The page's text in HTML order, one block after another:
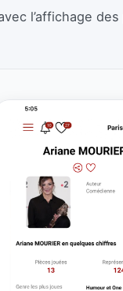
l’affichage